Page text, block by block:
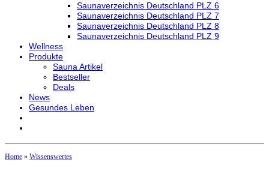
Saunaverzeichnis Deutschland PLZ 6
Saunaverzeichnis Deutschland PLZ 7
Saunaverzeichnis Deutschland PLZ 8
Saunaverzeichnis Deutschland PLZ 9
Wellness
Produkte
Sauna Artikel
Bestseller
Deals
News
Gesundes Leben
Home » Wissenswertes